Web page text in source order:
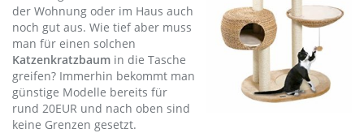
der Wohnung oder im Haus auch
noch gut aus. Wie tief aber muss
man für einen solchen
Katzenkratzbaum in die Tasche
greifen? Immerhin bekommt man
günstige Modelle bereits für
rund 20EUR und nach oben sind
keine Grenzen gesetzt.